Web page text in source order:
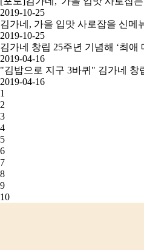
2019-10-25
김가네, 가을 입맛 사로잡을 신메
2019-10-25
김가네 창립 25주년 기념해 ‘최애
2019-04-16
"김밥으로 지구 3바퀴" 김가네 창
2019-04-16
1
2
3
4
5
6
7
8
9
10